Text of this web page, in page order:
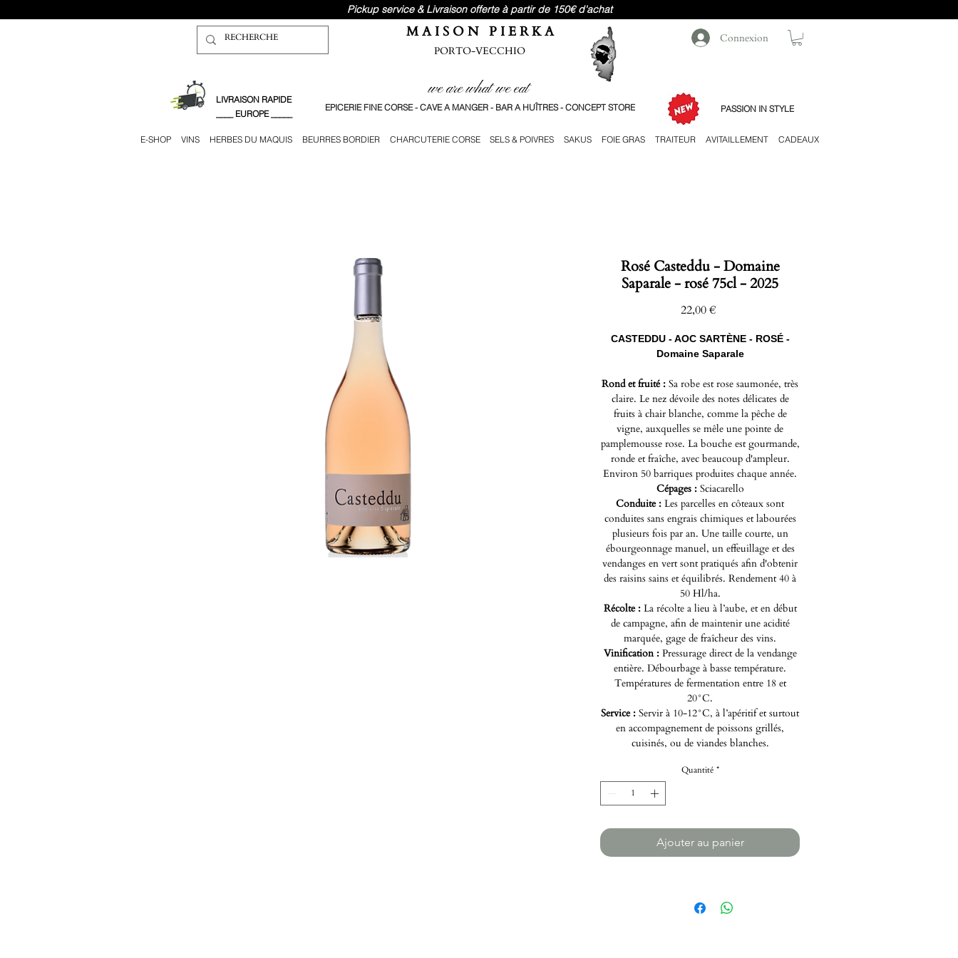
Pickup service & Livraison offerte à partir de 150€ d'achat
M A I S O N P I E R K A
PORTO-VECCHIO
​LIVRAISON RAPIDE
____ EUROPE _____
we are what we eat
EPICERIE FINE CORSE - CAVE A MANGER - BAR A HUÎTRES - CONCEPT STORE
Connexion
PASSION IN STYLE
E-SHOP VINS HERBES DU MAQUIS BEURRES BORDIER CHARCUTERIE CORSE SELS & POIVRES SAKUS FOIE GRAS TRAITEUR AVITAILLEMENT CADEAUX
Rosé Casteddu - Domaine
Saparale - rosé 75cl - 2025
22,00 €Prix
CASTEDDU - AOC SARTÈNE - ROSÉ -
Domaine Saparale
Rond et fruité : Sa robe est rose saumonée, très
claire. Le nez dévoile des notes délicates de
fruits à chair blanche, comme la pêche de
vigne, auxquelles se mêle une pointe de
pamplemousse rose. La bouche est gourmande,
ronde et fraîche, avec beaucoup d'ampleur.
Environ 50 barriques produites chaque année.
Cépages : Sciacarello
Conduite : Les parcelles en côteaux sont
conduites sans engrais chimiques et labourées
plusieurs fois par an. Une taille courte, un
ébourgeonnage manuel, un effeuillage et des
vendanges en vert sont pratiqués afin d'obtenir
des raisins sains et équilibrés. Rendement 40 à
50 Hl/ha.
Récolte : La récolte a lieu à l’aube, et en début
de campagne, afin de maintenir une acidité
marquée, gage de fraîcheur des vins.
Vinification : Pressurage direct de la vendange
entière. Débourbage à basse température.
Températures de fermentation entre 18 et
20°C.
Service : Servir à 10-12°C, à l’apéritif et surtout
en accompagnement de poissons grillés,
cuisinés, ou de viandes blanches.
Quantité *
Ajouter au panier